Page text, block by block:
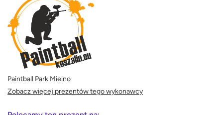
Paintball Park Mielno
Zobacz więcej prezentów tego wykonawcy